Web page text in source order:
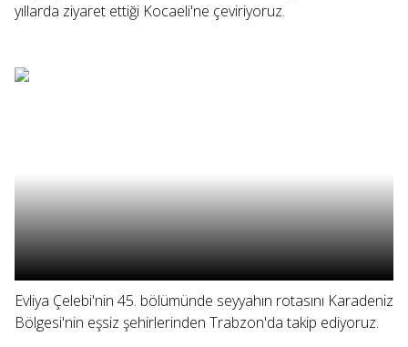
yıllarda ziyaret ettiği Kocaeli'ne çeviriyoruz.
Evliya Çelebi'nin 45. bölümünde seyyahın rotasını Karadeniz
Bölgesi'nin eşsiz şehirlerinden Trabzon'da takip ediyoruz.